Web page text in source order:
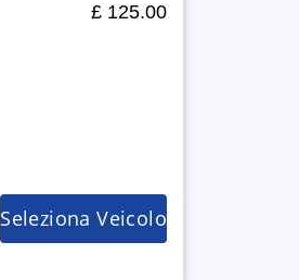
£ 125.00
Seleziona Veicolo